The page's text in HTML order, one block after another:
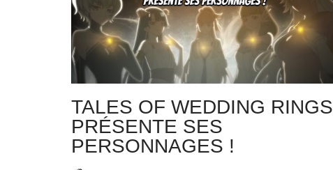
TALES OF WEDDING RINGS
PRÉSENTE SES
PERSONNAGES !